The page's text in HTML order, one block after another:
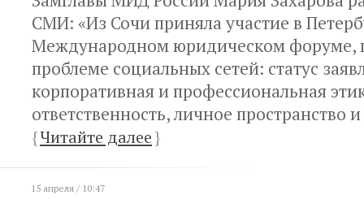
СМИ: «Из Сочи приняла участие в
Международном юридическом форуме,
проблеме социальных сетей: статус
корпоративная и профессиональная
ответственность, личное пространство и
{Читайте далее}
15 апреля / 10:47